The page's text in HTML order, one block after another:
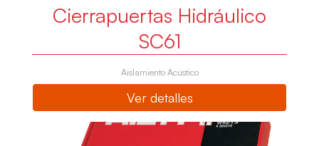
Cierrapuertas Hidráulico
SC61
Aislamiento Acústico
Ver detalles